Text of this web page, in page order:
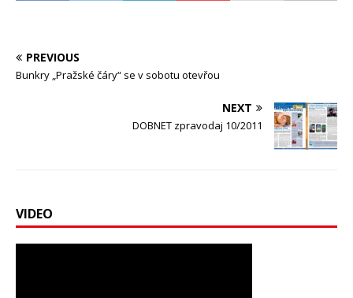
PREVIOUS
Bunkry „Pražské čáry“ se v sobotu otevřou
NEXT
DOBNET zpravodaj 10/2011
VIDEO